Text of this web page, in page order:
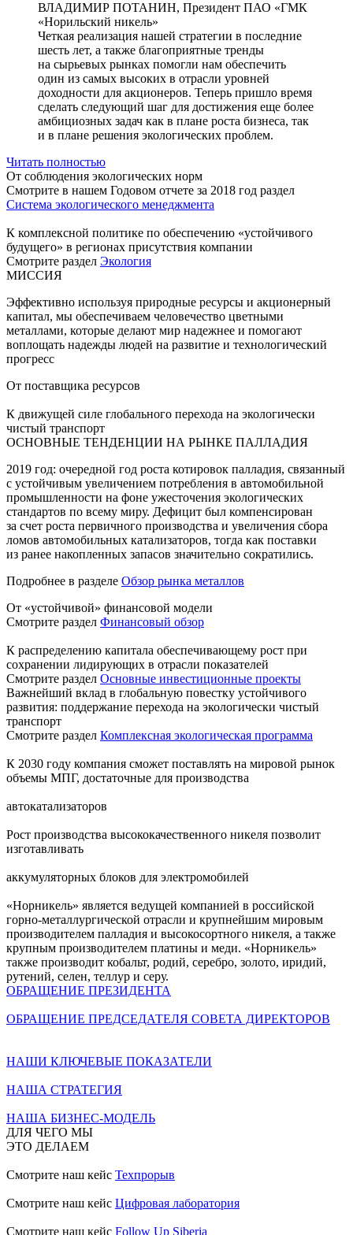
ВЛАДИМИР ПОТАНИН, Президент ПАО «ГМК
«Норильский никель»
Четкая реализация нашей стратегии в последние
шесть лет, а также благоприятные тренды
на сырьевых рынках помогли нам обеспечить
один из самых высоких в отрасли уровней
доходности для акционеров. Теперь пришло время
сделать следующий шаг для достижения еще более
амбициозных задач как в плане роста бизнеса, так
и в плане решения экологических проблем.
Читать полностью
От соблюдения экологических норм
Смотрите в нашем Годовом отчете за 2018 год раздел
Система экологического менеджмента
К комплексной политике по обеспечению «устойчивого
будущего» в регионах присутствия компании
Смотрите раздел Экология
МИССИЯ
Эффективно используя природные ресурсы и акционерный
капитал, мы обеспечиваем человечество цветными
металлами, которые делают мир надежнее и помогают
воплощать надежды людей на развитие и технологический
прогресс
От поставщика ресурсов
К движущей силе глобального перехода на экологически
чистый транспорт
ОСНОВНЫЕ ТЕНДЕНЦИИ НА РЫНКЕ ПАЛЛАДИЯ
2019 год: очередной год роста котировок палладия, связанный
с устойчивым увеличением потребления в автомобильной
промышленности на фоне ужесточения экологических
стандартов по всему миру. Дефицит был компенсирован
за счет роста первичного производства и увеличения сбора
ломов автомобильных катализаторов, тогда как поставки
из ранее накопленных запасов значительно сократились.
Подробнее в разделе Обзор рынка металлов
От «устойчивой» финансовой модели
Смотрите раздел Финансовый обзор
К распределению капитала обеспечивающему рост при
сохранении лидирующих в отрасли показателей
Смотрите раздел Основные инвестиционные проекты
Важнейший вклад в глобальную повестку устойчивого
развития: поддержание перехода на экологически чистый
транспорт
Смотрите раздел Комплексная экологическая программа
К 2030 году компания сможет поставлять на мировой рынок
объемы МПГ, достаточные для производства
автокатализаторов
Рост производства высококачественного никеля позволит
изготавливать
аккумуляторных блоков для электромобилей
«Норникель» является ведущей компанией в российской
горно-металлургической отрасли и крупнейшим мировым
производителем палладия и высокосортного никеля, а также
крупным производителем платины и меди. «Норникель»
также производит кобальт, родий, серебро, золото, иридий,
рутений, селен, теллур и серу.
ОБРАЩЕНИЕ ПРЕЗИДЕНТА
ОБРАЩЕНИЕ ПРЕДСЕДАТЕЛЯ СОВЕТА ДИРЕКТОРОВ
НАШИ КЛЮЧЕВЫЕ ПОКАЗАТЕЛИ
НАША СТРАТЕГИЯ
НАША БИЗНЕС-МОДЕЛЬ
ДЛЯ ЧЕГО МЫ
ЭТО ДЕЛАЕМ
Смотрите наш кейс Техпрорыв
Смотрите наш кейс Цифровая лаборатория
Смотрите наш кейс Follow Up Siberia